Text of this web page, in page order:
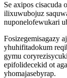
Se axipos cisacuda
ilixuwubojuz
nuponelofewukari
Fosizegemisagazy
yhuhifitadokum
gymu
epifolidecekid ot
yhomajasebyrap.